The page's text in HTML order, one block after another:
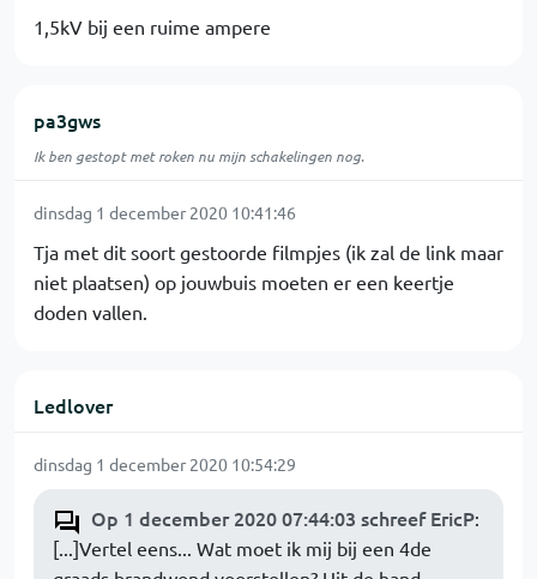
1,5kV bij een ruime ampere
pa3gws
Ik ben gestopt met roken nu mijn schakelingen nog.
dinsdag 1 december 2020 10:41:46
Tja met dit soort gestoorde filmpjes (ik zal de link maar
niet plaatsen) op jouwbuis moeten er een keertje
doden vallen.
Ledlover
dinsdag 1 december 2020 10:54:29
Op 1 december 2020 07:44:03 schreef EricP:
[...]Vertel eens... Wat moet ik mij bij een 4de